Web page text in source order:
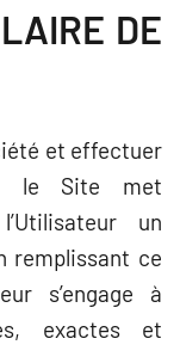
DE
et effectuer
le Site met
un
remplissant ce
s’engage à
exactes et